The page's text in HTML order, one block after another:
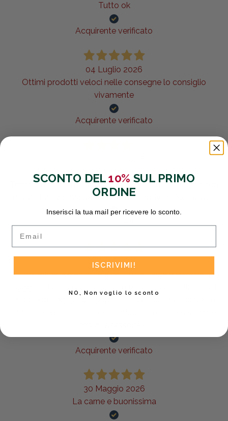
Tutto ok
Acquirente verificato
04 Luglio 2026
Ottimi prodotti veloci nelle consegne lo consiglio
vivamente
Acquirente verificato
Servizio veloce ! Carne ben confezionata e fresca.
Tornerò a rifornirmi da voi . L’unica pecca le svizzere con
gli additivi . Volevo solo carne per motivi miei di salute.,
Acquirente verificato
04 Giugno 2026
Ottima esperienza come al solito ,la carne è sempre top
Acquirente verificato
30 Maggio 2026
La carne e buonissima
SCONTO DEL10% SUL PRIMO
ORDINE
Inserisci la tua mail per ricevere lo sconto.
Email
ISCRIVIMI!
NO, Non voglio lo sconto